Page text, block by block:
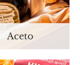
Aceto